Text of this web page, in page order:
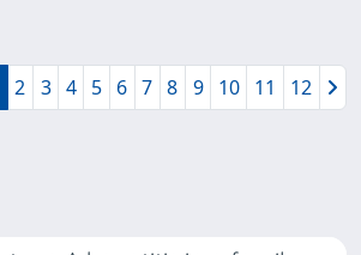
2 3 4 5 6 7 8 9 10 11 12